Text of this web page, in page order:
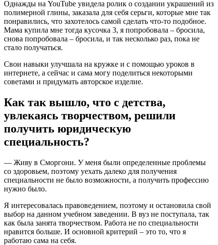
Однажды на YouTube увидела ролик о создании украшений из
полимерной глины, заказала для себя серьги, которые мне так
понравились, что захотелось самой сделать что-то подобное.
Мама купила мне тогда кусочка 3, я попробовала – бросила,
снова попробовала – бросила, и так несколько раз, пока не
стало получаться.
Свои навыки улучшала на кружке и с помощью уроков в
интернете, а сейчас и сама могу поделиться некоторыми
советами и придумать авторское изделие.
Как так вышло, что с детства,
увлекаясь творчеством, решили
получить юридическую
специальность?
— Живу в Сморгони. У меня были определенные проблемы
со здоровьем, поэтому уехать далеко для получения
специальности не было возможности, а получить профессию
нужно было.
Я интересовалась правоведением, поэтому и остановила свой
выбор на данном учебном заведении. В вуз не поступала, так
как была занята творчеством. Работа не по специальности
нравится больше. И основной критерий – это то, что я
работаю сама на себя.